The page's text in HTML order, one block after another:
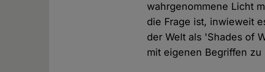
wahrgenommene Licht
die Frage ist, inwieweit
der Welt als 'Shades of
mit eigenen Begriffen zu